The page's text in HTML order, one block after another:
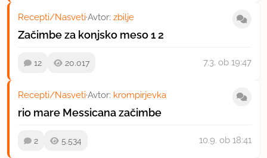
Recepti/Nasveti·Avtor: zbilje
Začimbe za konjsko meso1 2
12 20.017 7.3. ob 19:47
Recepti/Nasveti·Avtor: krompirjevka
rio mare Messicana začimbe
2 5.534 10.9. ob 18:41